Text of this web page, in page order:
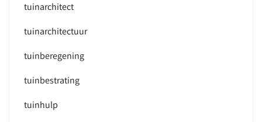
tuinarchitect
tuinarchitectuur
tuinberegening
tuinbestrating
tuinhulp